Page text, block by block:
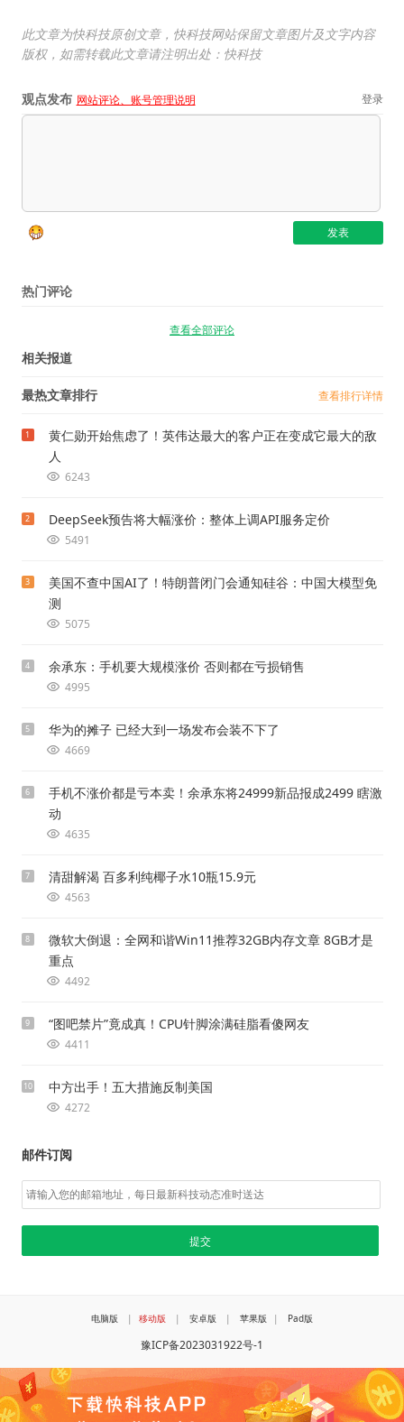
此文章为快科技原创文章，快科技网站保留文章图片及文字内容
版权，如需转载此文章请注明出处：快科技
观点发布 网站评论、账号管理说明 登录
热门评论
查看全部评论
相关报道
最热文章排行 查看排行详情
1
黄仁勋开始焦虑了！英伟达最大的客户正在变成它最大的敌
人
6243
2 DeepSeek预告将大幅涨价：整体上调API服务定价
5491
3
美国不查中国AI了！特朗普闭门会通知硅谷：中国大模型免
测
5075
4 余承东：手机要大规模涨价 否则都在亏损销售
4995
5 华为的摊子 已经大到一场发布会装不下了
4669
6
手机不涨价都是亏本卖！余承东将24999新品报成2499 瞎激
动
4635
7 清甜解渴 百多利纯椰子水10瓶15.9元
4563
8
微软大倒退：全网和谐Win11推荐32GB内存文章 8GB才是
重点
4492
9 “图吧禁片”竟成真！CPU针脚涂满硅脂看傻网友
4411
10 中方出手！五大措施反制美国
4272
邮件订阅
电脑版 | 移动版 | 安卓版 | 苹果版 | Pad版
豫ICP备2023031922号-1